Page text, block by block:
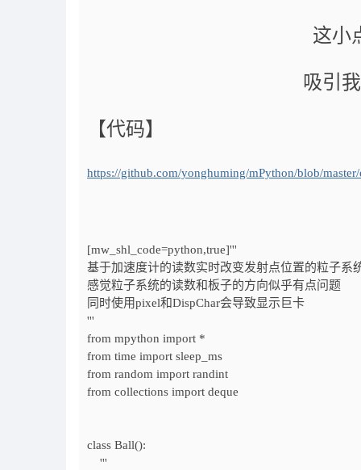
这小
吸引
【代码】
https://github.com/yonghuming/mPython/blob/
[mw_shl_code=python,true]'''
基于加速度计的读数实时改变发射点位置的粒子系
感觉粒子系统的读数和板子的方向似乎有点问题
同时使用pixel和DispChar会导致显示巨卡
'''
from mpython import *
from time import sleep_ms
from random import randint
from collections import deque
class Ball():
'''